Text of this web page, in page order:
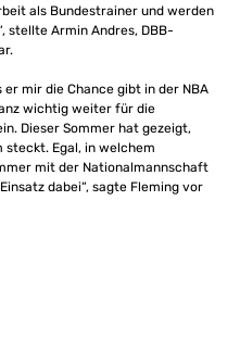
als Bundestrainer und werden
stellte Armin Andres, DBB-
er mir die Chance gibt in der NBA
wichtig weiter für die
Dieser Sommer hat gezeigt,
steckt. Egal, in welchem
mit der Nationalmannschaft
dabei“, sagte Fleming vor